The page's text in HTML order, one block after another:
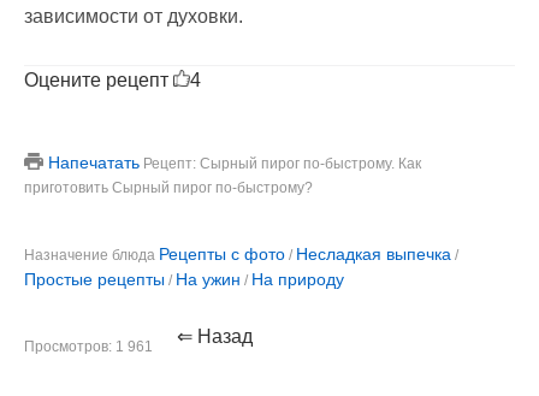
зависимости от духовки.
Оцените рецепт 4
Напечатать Рецепт: Сырный пирог по-быстрому. Как
приготовить Сырный пирог по-быстрому?
Назначение блюда Рецепты с фото / Несладкая выпечка /
Простые рецепты / На ужин / На природу
Просмотров: 1 961 ⇐ Назад